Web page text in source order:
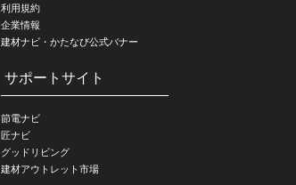
利用規約
企業情報
建材ナビ・かたなび公式バナー
サポートサイト
節電ナビ
匠ナビ
グッドリビング
建材アウトレット市場